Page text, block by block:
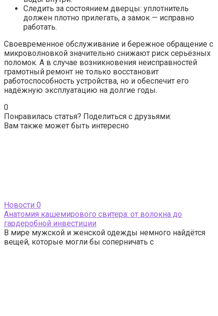
Следить за состоянием дверцы: уплотнитель
должен плотно прилегать, а замок — исправно
работать.
Своевременное обслуживание и бережное обращение с
микроволновкой значительно снижают риск серьёзных
поломок. А в случае возникновения неисправностей
грамотный ремонт не только восстановит
работоспособность устройства, но и обеспечит его
надёжную эксплуатацию на долгие годы.
0
Понравилась статья? Поделиться с друзьями:
Вам также может быть интересно
Новости 0
Анатомия кашемирового свитера: от волокна до
гардеробной инвестиции
В мире мужской и женской одежды немного найдётся
вещей, которые могли бы соперничать с